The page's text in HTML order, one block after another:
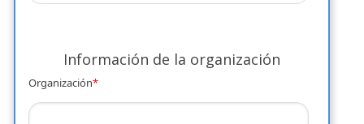
Información de la organización
Organización*